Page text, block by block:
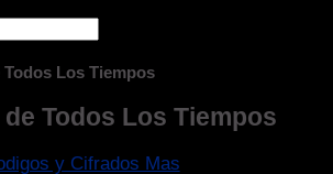
Los Tiempos
Todos Los Tiempos
y Cifrados Mas